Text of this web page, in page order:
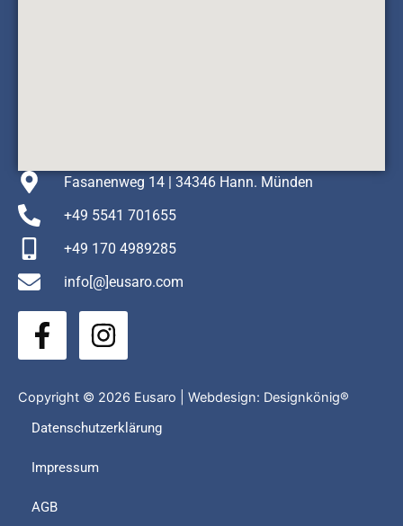
Fasanenweg 14 | 34346 Hann. Münden
+49 5541 701655
+49 170 4989285
info[@]eusaro.com
F
a
e
b
o
o
k
I
n
t
a
Copyright © 2026 Eusaro | Webdesign: Designkönig®
Datenschutzerklärung
Impressum
AGB